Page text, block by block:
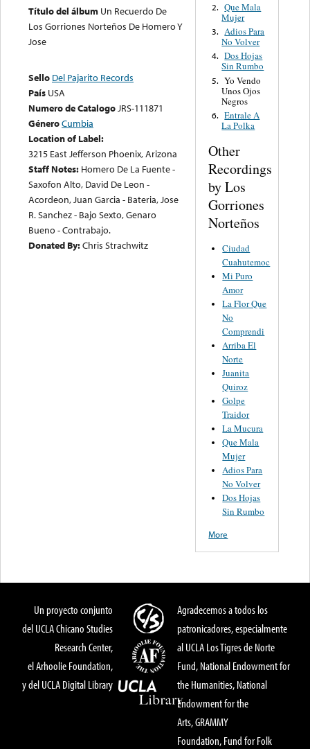
Título del álbum Un Recuerdo De
Los Gorriones Norteños De Homero Y
Jose
Sello Del Pajarito Records
País USA
Numero de CatalogoJRS-111871
GéneroCumbia
Location of Label:
3215 East Jefferson Phoenix, Arizona
Staff Notes: Homero De La Fuente -
Saxofon Alto, David De Leon -
Acordeon, Juan Garcia - Bateria, Jose
R. Sanchez - Bajo Sexto, Genaro
Bueno - Contrabajo.
Donated By:Chris Strachwitz
2. Que Mala
Mujer
3. Adios Para
No Volver
4. Dos Hojas
Sin Rumbo
5. Yo Vendo
Unos Ojos
Negros
6. Entrale A
La Polka
Other
Recordings
by Los
Gorriones
Norteños
Ciudad
Cuahutemoc
Mi Puro
Amor
La Flor Que
No
Comprendi
Arriba El
Norte
Juanita
Quiroz
Golpe
Traidor
La Mucura
Que Mala
Mujer
Adios Para
No Volver
Dos Hojas
Sin Rumbo
More
Un proyecto conjunto
del UCLA Chicano Studies
Research Center,
el Arhoolie Foundation,
y del UCLA Digital Library
Agradecemos a todos los
patronicadores, especialmente
al UCLA Los Tigres de Norte
Fund, National Endowment for
the Humanities, National
Endowment for the
Arts, GRAMMY
Foundation, Fund for Folk